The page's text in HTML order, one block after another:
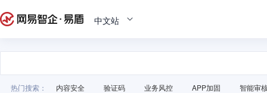
中文站
热门搜索： 内容安全 验证码 业务风控 APP加固 智能审